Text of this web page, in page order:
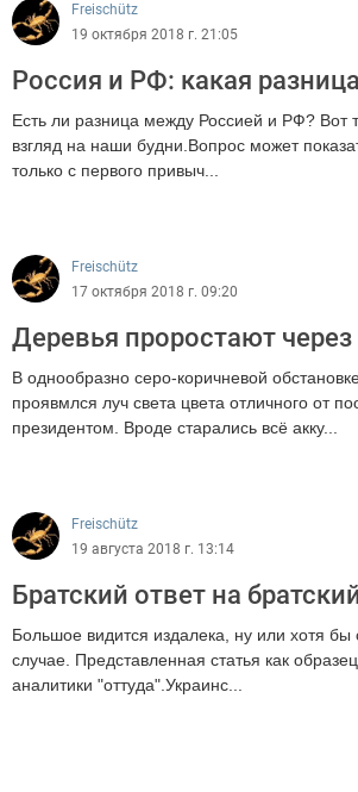
Freischütz
19 октября 2018 г. 21:05
Россия и РФ: какая
Есть ли разница между Россией и РФ? Вот
взгляд на наши будни.Вопрос может
только с первого привыч...
Freischütz
17 октября 2018 г. 09:20
Деревья проростают через
В однообразно серо-коричневой
проявмлся луч света цвета отличного от
президентом. Вроде старались всё акку...
Freischütz
19 августа 2018 г. 13:14
Братский ответ на
Большое видится издалека, ну или хотя бы
случае. Представленная статья как
аналитики "оттуда".Украинс...